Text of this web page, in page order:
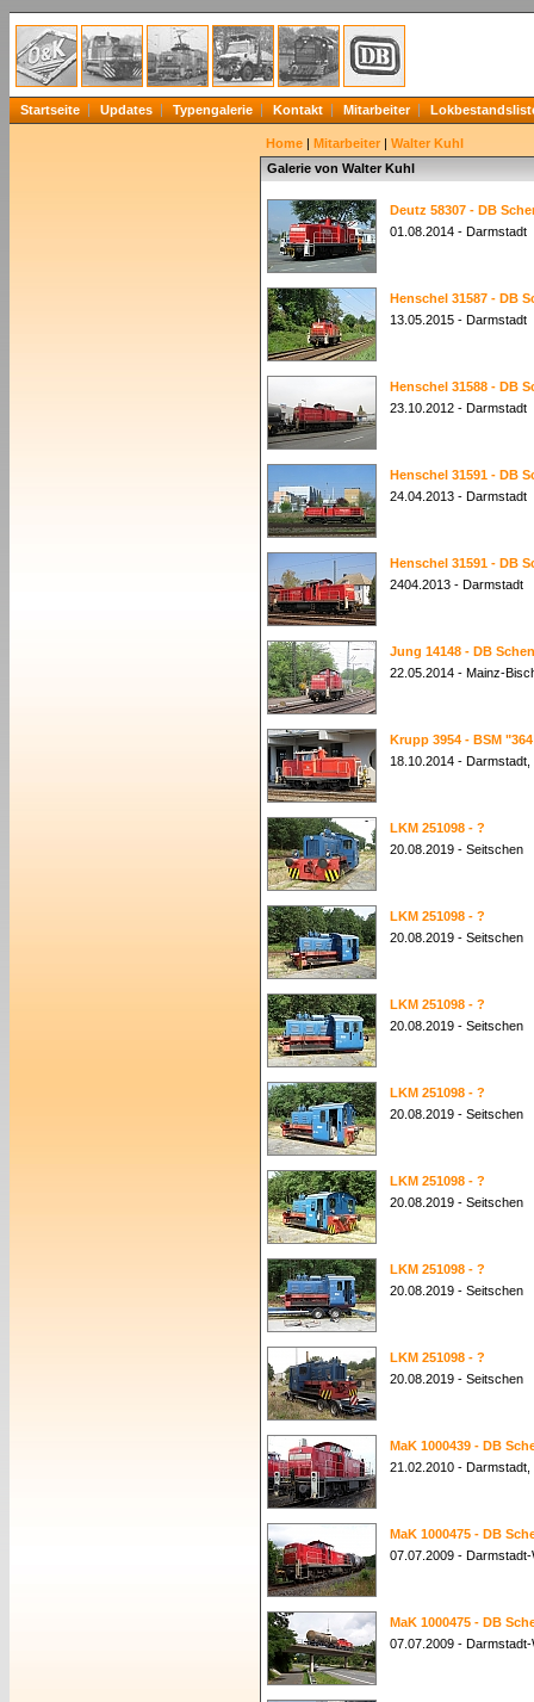
Startseite Updates Typengalerie Kontakt Mitarbeiter
Home | Mitarbeiter | Walter Kuhl
Galerie von Walter Kuhl
Deutz 58307 - DB
01.08.2014 - Darmstadt
Henschel 31587 - DB
13.05.2015 - Darmstadt
Henschel 31588 - DB
23.10.2012 - Darmstadt
Henschel 31591 - DB
24.04.2013 - Darmstadt
Henschel 31591 - DB
2404.2013 - Darmstadt
Jung 14148 - DB
22.05.2014 - Mainz-
Krupp 3954 - BSM
18.10.2014 -
LKM 251098 - ?
20.08.2019 - Seitschen
LKM 251098 - ?
20.08.2019 - Seitschen
LKM 251098 - ?
20.08.2019 - Seitschen
LKM 251098 - ?
20.08.2019 - Seitschen
LKM 251098 - ?
20.08.2019 - Seitschen
LKM 251098 - ?
20.08.2019 - Seitschen
LKM 251098 - ?
20.08.2019 - Seitschen
MaK 1000439 - DB
21.02.2010 -
MaK 1000475 - DB
07.07.2009 -
MaK 1000475 - DB
07.07.2009 -